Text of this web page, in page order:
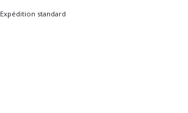
Expédition standard